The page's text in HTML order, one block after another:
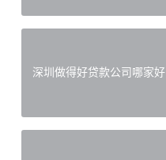
深圳做得好贷款公司哪家好